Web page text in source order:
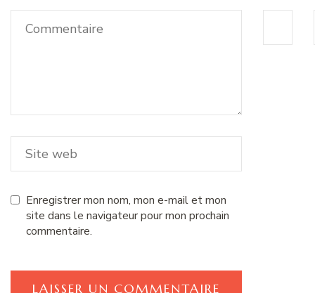
Enregistrer mon nom, mon e-mail et mon
site dans le navigateur pour mon prochain
commentaire.